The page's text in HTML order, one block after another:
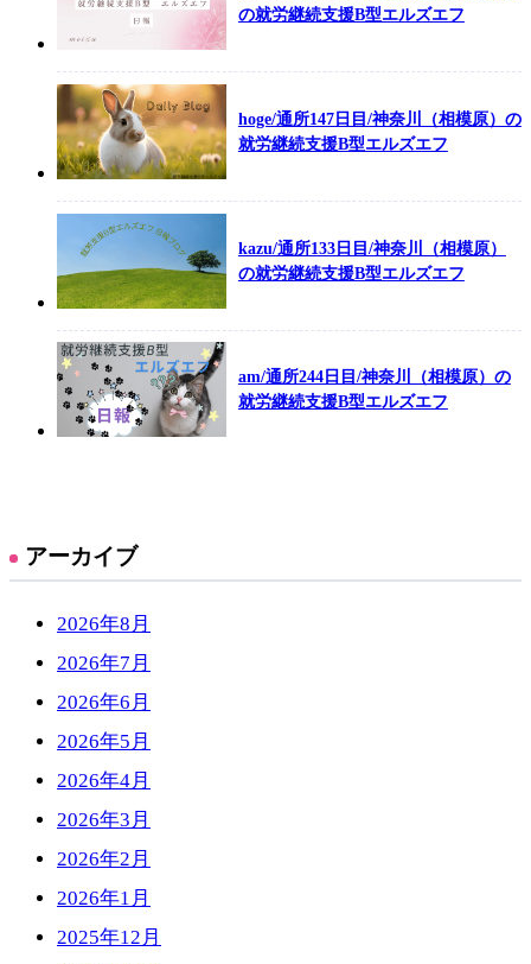
の就労継続支援B型エルズエフ
hoge/通所147日目/神奈川（相模原）の
就労継続支援B型エルズエフ
kazu/通所133日目/神奈川（相模原）
の就労継続支援B型エルズエフ
am/通所244日目/神奈川（相模原）の
就労継続支援B型エルズエフ
アーカイブ
2026年8月
2026年7月
2026年6月
2026年5月
2026年4月
2026年3月
2026年2月
2026年1月
2025年12月